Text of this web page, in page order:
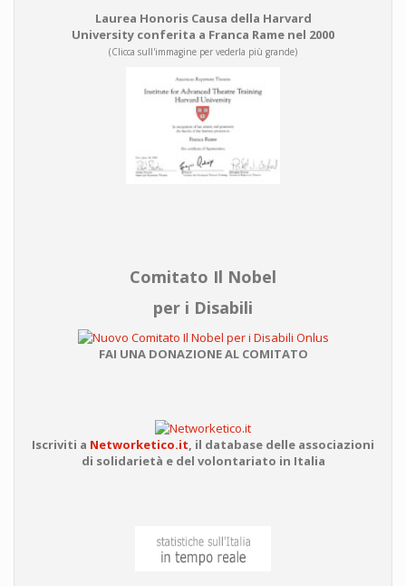
Laurea Honoris Causa della Harvard
University conferita a Franca Rame nel 2000
(Clicca sull'immagine per vederla più grande)
Comitato Il Nobel
per i Disabili
FAI UNA DONAZIONE AL COMITATO
Iscriviti a Networketico.it, il database delle associazioni
di solidarietà e del volontariato in Italia